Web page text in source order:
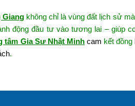
không chỉ là vùng đất lịch sử
động đầu tư vào tương lai – giúp
tâm Gia Sư Nhật Minh cam kết đồng
.